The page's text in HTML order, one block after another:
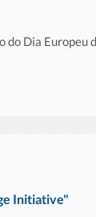
do Dia Europeu
Initiative"